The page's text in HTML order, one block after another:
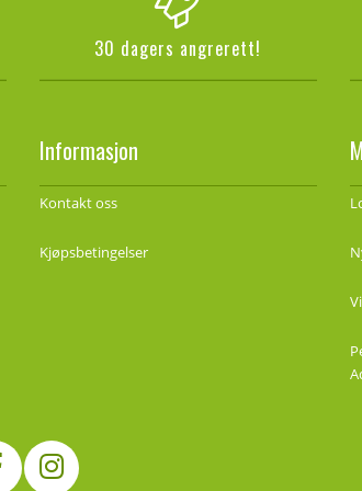
30 dagers angrerett!
Informasjon
Kontakt oss
Kjøpsbetingelser